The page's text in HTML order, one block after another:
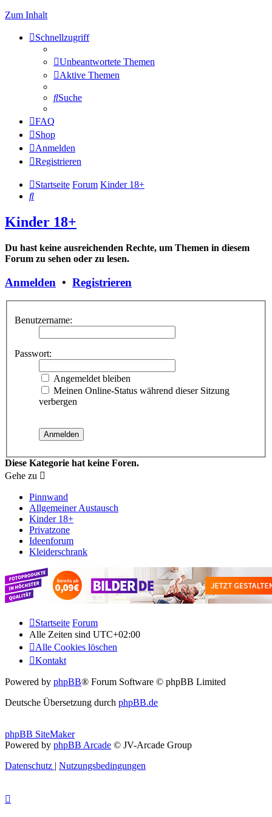
Zum Inhalt
Schnellzugriff
Unbeantwortete Themen
Aktive Themen
Suche
FAQ
Shop
Anmelden
Registrieren
Startseite Forum Kinder 18+
Suche
Kinder 18+
Du hast keine ausreichenden Rechte, um Themen in diesem
Forum zu sehen oder zu lesen.
Anmelden • Registrieren
Benutzername:
Passwort:
Angemeldet bleiben
Meinen Online-Status während dieser Sitzung
verbergen
Diese Kategorie hat keine Foren.
Gehe zu
Pinnwand
Allgemeiner Austausch
Kinder 18+
Privatzone
Ideenforum
Kleiderschrank
Startseite Forum
Alle Zeiten sind UTC+02:00
Alle Cookies löschen
Kontakt
Powered by phpBB® Forum Software © phpBB Limited
Deutsche Übersetzung durch phpBB.de
phpBB SiteMaker
Powered by phpBB Arcade © JV-Arcade Group
Datenschutz | Nutzungsbedingungen